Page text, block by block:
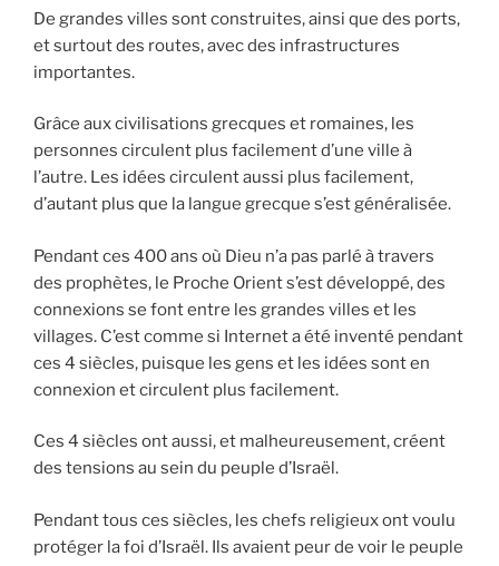
De grandes villes sont construites, ainsi que des ports,
et surtout des routes, avec des infrastructures
importantes.
Grâce aux civilisations grecques et romaines, les
personnes circulent plus facilement d’une ville à
l’autre. Les idées circulent aussi plus facilement,
d’autant plus que la langue grecque s’est généralisée.
Pendant ces 400 ans où Dieu n’a pas parlé à travers
des prophètes, le Proche Orient s’est développé, des
connexions se font entre les grandes villes et les
villages. C’est comme si Internet a été inventé pendant
ces 4 siècles, puisque les gens et les idées sont en
connexion et circulent plus facilement.
Ces 4 siècles ont aussi, et malheureusement, créent
des tensions au sein du peuple d’Israël.
Pendant tous ces siècles, les chefs religieux ont voulu
protéger la foi d’Israël. Ils avaient peur de voir le peuple